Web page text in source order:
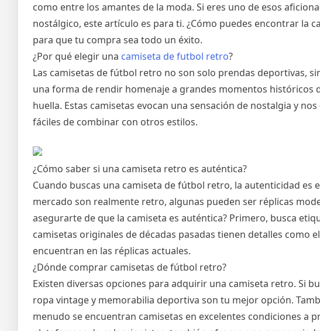
como entre los amantes de la moda. Si eres uno de esos
nostálgico, este artículo es para ti. ¿Cómo puedes encontrar la
para que tu compra sea todo un éxito.
¿Por qué elegir una camiseta de futbol retro?
Las camisetas de fútbol retro no son solo prendas deportivas,
una forma de rendir homenaje a grandes momentos
huella. Estas camisetas evocan una sensación de nostalgia y
fáciles de combinar con otros estilos.
¿Cómo saber si una camiseta retro es auténtica?
Cuando buscas una camiseta de fútbol retro, la autenticidad es
mercado son realmente retro, algunas pueden ser réplicas
asegurarte de que la camiseta es auténtica? Primero, busca
camisetas originales de décadas pasadas tienen detalles como
encuentran en las réplicas actuales.
¿Dónde comprar camisetas de fútbol retro?
Existen diversas opciones para adquirir una camiseta retro. Si
ropa vintage y memorabilia deportiva son tu mejor opción.
menudo se encuentran camisetas en excelentes condiciones a